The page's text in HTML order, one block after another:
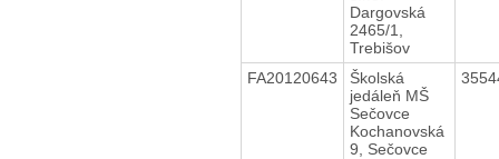
Dargovská
2465/1,
Trebišov
FA20120643
Školská
jedáleň MŠ
Sečovce
Kochanovská
9, Sečovce